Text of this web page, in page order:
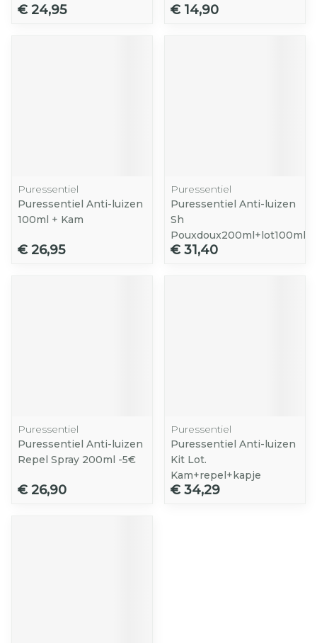
€ 24,95 € 14,90
Puressentiel
Puressentiel Anti-luizen
100ml + Kam
€ 26,95
Puressentiel
Puressentiel Anti-luizen
Sh
Pouxdoux200ml+lot100ml
€ 31,40
Puressentiel
Puressentiel Anti-luizen
Repel Spray 200ml -5€
€ 26,90
Puressentiel
Puressentiel Anti-luizen
Kit Lot.
Kam+repel+kapje
€ 34,29